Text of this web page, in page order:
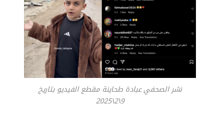
نشر الصحفي عبادة طحاينة مقطع الفيديو بتاريخ
9\2\2025